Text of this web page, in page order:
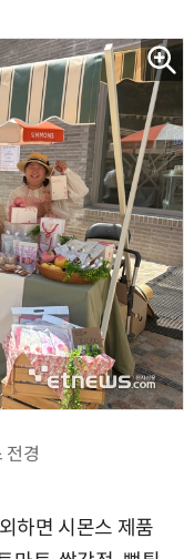
전경
하면 시몬스 제품